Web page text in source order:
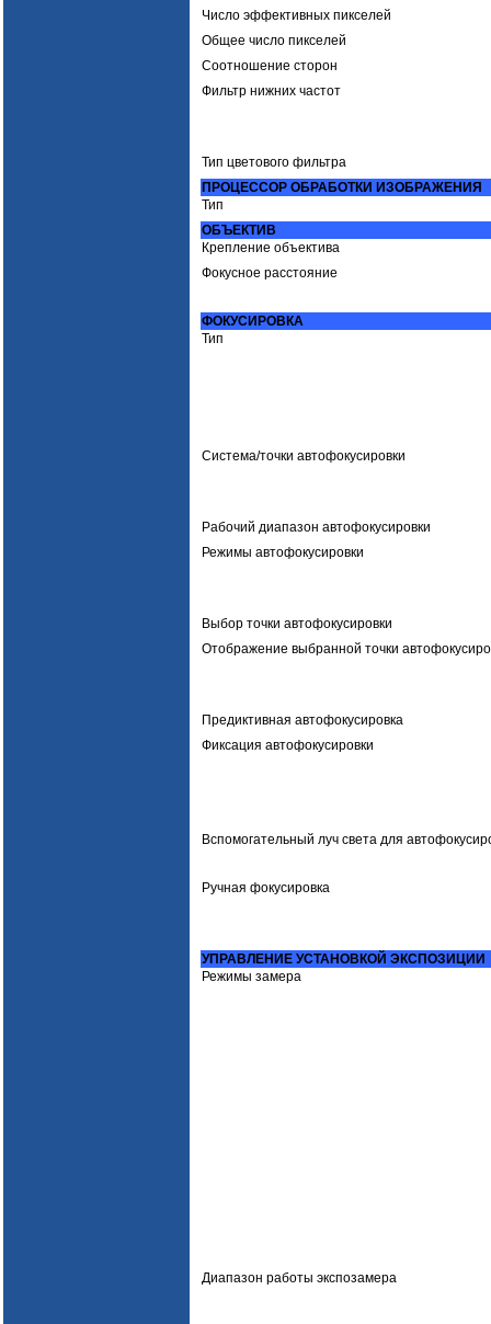
Число эффективных пикселей
Общее число пикселей
Соотношение сторон
Фильтр нижних частот
Тип цветового фильтра
ПРОЦЕССОР ОБРАБОТКИ ИЗОБРАЖЕНИЯ
Тип
ОБЪЕКТИВ
Крепление объектива
Фокусное расстояние
ФОКУСИРОВКА
Тип
Система/точки автофокусировки
Рабочий диапазон автофокусировки
Режимы автофокусировки
Выбор точки автофокусировки
Отображение выбранной точки
Предиктивная автофокусировка
Фиксация автофокусировки
Вспомогательный луч света для
Ручная фокусировка
УПРАВЛЕНИЕ УСТАНОВКОЙ ЭКСПОЗИЦИИ
Режимы замера
Диапазон работы экспозамера